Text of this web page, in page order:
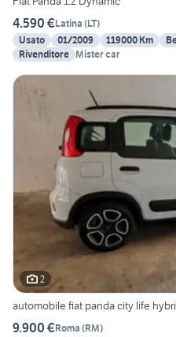
4.590 €Latina (LT)
Usato
01/2009 119000 Km
Rivenditore Mister car
2
automobile fiat panda city life
9.900 €Roma (RM)